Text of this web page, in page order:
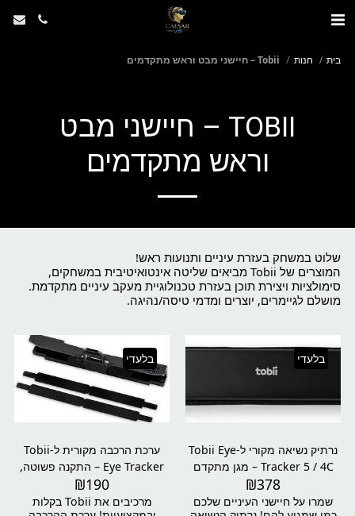
בית חנות Tobii – חיישני מבט וראש מתקדמים
TOBII – חיישני מבט
וראש מתקדמים
המוצרים של Tobii מביאים שליטה אינטואיטיבית במשחקים,
סימולציות ויצירת תוכן בעזרת טכנולוגיית מעקב עיניים מתקדמת.
מושלם לגיימרים, יוצרים ומדמי טיסה/נהיגה.
בלעדי
נרתיק נשיאה מקורי ל-Tobii Eye
Tracker 5 / 4C – מגן מתקדם
עם אחריות ל-5 שנים
₪378
שמרו על חיישני העיניים שלכם
בלעדי
ערכת הרכבה מקורית ל-Tobii
Eye Tracker – התקנה פשוטה,
יציבה ומתאימה לכל מסך
₪190
מרכיבים את Tobii בקלות